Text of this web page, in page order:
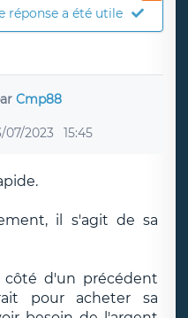
réponse a été utile
Cmp88
07/2023 15:45
il s'agit de sa
côté d'un précédent
pour acheter sa